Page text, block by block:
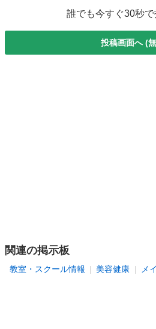
誰でも今すぐ30秒
投稿画面へ (
関連の掲示板
教室・スクール情報 美容健康 メ